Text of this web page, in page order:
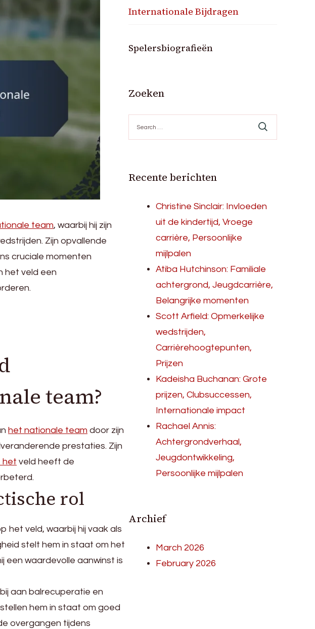
team, waarbij hij zijn
Zijn opvallende
cruciale momenten
het veld een
team?
het nationale team door zijn
prestaties. Zijn
het veld heeft de
rol
het veld, waarbij hij vaak als
stelt hem in staat om het
een waardevolle aanwinst is
aan balrecuperatie en
hem in staat om goed
overgangen tijdens
Internationale Bijdragen
Spelersbiografieën
Zoeken
for:
Recente berichten
Christine Sinclair: Invloeden
uit de kindertijd, Vroege
carrière, Persoonlijke
mijlpalen
Atiba Hutchinson: Familiale
achtergrond, Jeugdcarrière,
Belangrijke momenten
Scott Arfield: Opmerkelijke
wedstrijden,
Carrièrehoogtepunten,
Prijzen
Kadeisha Buchanan: Grote
prijzen, Clubsuccessen,
Internationale impact
Rachael Annis:
Achtergrondverhaal,
Jeugdontwikkeling,
Persoonlijke mijlpalen
Archief
March 2026
February 2026